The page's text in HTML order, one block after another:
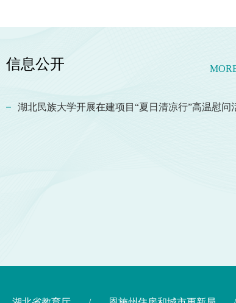
信息公开
湖北民族大学开展在建项目“夏日清凉行”高温慰问